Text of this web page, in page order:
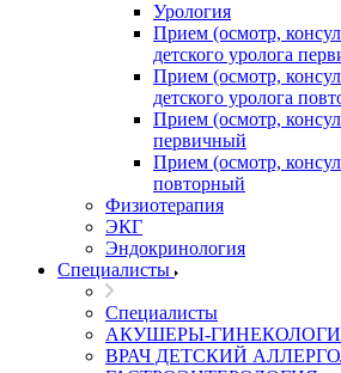
Урология
Прием (осмотр,
детского уролога
Прием (осмотр,
детского уролога
Прием (осмотр,
первичный
Прием (осмотр,
повторный
Физиотерапия
ЭКГ
Эндокринология
Специалисты
Специалисты
АКУШЕРЫ-
ВРАЧ ДЕТСКИЙ